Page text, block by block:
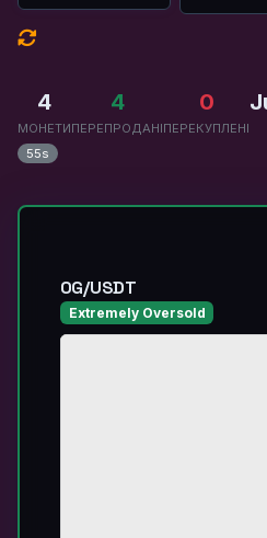
4
МОНЕТИ
4
ПЕРЕПРОДАНІ
0
ПЕРЕКУПЛЕНІ
55s
0G/USDT
Extremely Oversold